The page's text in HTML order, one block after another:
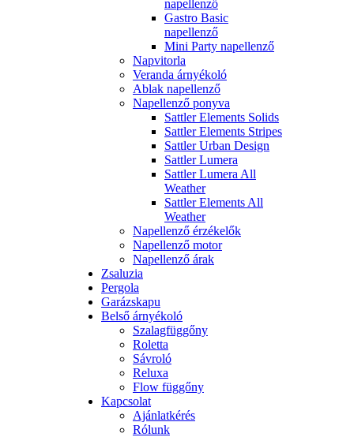
napellenző
Gastro Basic
napellenző
Mini Party napellenző
Napvitorla
Veranda árnyékoló
Ablak napellenző
Napellenző ponyva
Sattler Elements Solids
Sattler Elements Stripes
Sattler Urban Design
Sattler Lumera
Sattler Lumera All
Weather
Sattler Elements All
Weather
Napellenző érzékelők
Napellenző motor
Napellenző árak
Zsaluzia
Pergola
Garázskapu
Belső árnyékoló
Szalagfüggőny
Roletta
Sávroló
Reluxa
Flow függőny
Kapcsolat
Ajánlatkérés
Rólunk